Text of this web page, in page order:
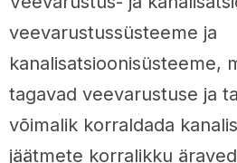
veevarustussüsteeme ja
kanalisatsioonisüsteeme,
tagavad veevarustuse ja
võimalik korraldada
jäätmete korralikku